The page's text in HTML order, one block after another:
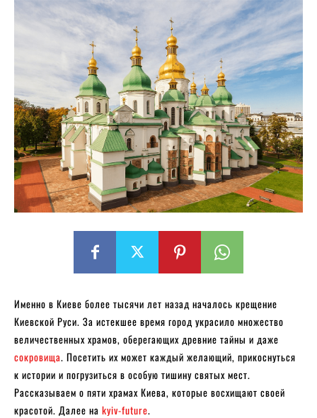
Именно в Киеве более тысячи лет назад началось крещение
Киевской Руси. За истекшее время город украсило множество
величественных храмов, оберегающих древние тайны и даже
сокровища. Посетить их может каждый желающий, прикоснуться
к истории и погрузиться в особую тишину святых мест.
Рассказываем о пяти храмах Киева, которые восхищают своей
красотой. Далее на kyiv-future.